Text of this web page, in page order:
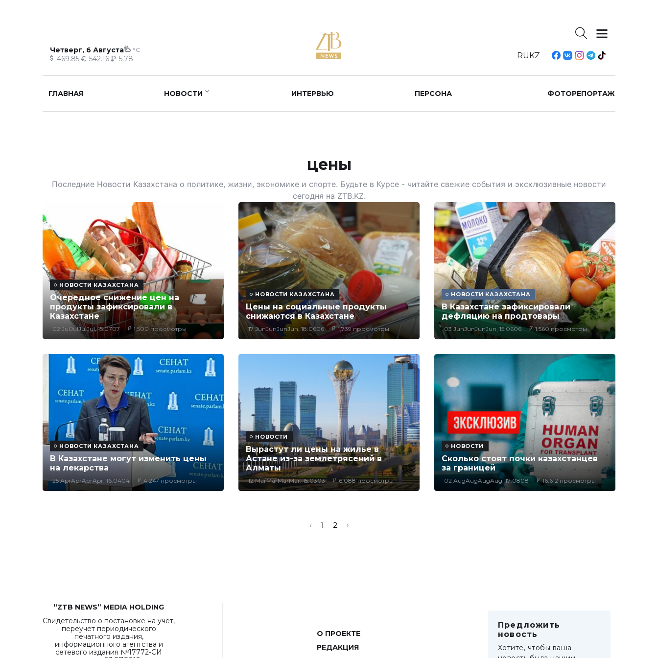
Четверг, 6 Августа °C
469.85 542.16 5.78 RUKZ
ГЛАВНАЯ НОВОСТИ ИНТЕРВЬЮ ПЕРСОНА ФОТОРЕПОРТАЖ
цены
Последние Новости Казахстана о политике, жизни, экономике и спорте. Будьте в Курсе - читайте свежие события и эксклюзивные новости
сегодня на ZTB.KZ.
НОВОСТИ КАЗАХСТАНА
Очередное снижение цен на
продукты зафиксировали в
Казахстане
02 JulJulJulJul, 15:0707 1,500 просмотры
НОВОСТИ КАЗАХСТАНА
Цены на социальные продукты
снижаются в Казахстане
17 JunJunJunJun, 18:0606 1,739 просмотры
НОВОСТИ КАЗАХСТАНА
В Казахстане зафиксировали
дефляцию на продтовары
03 JunJunJunJun, 15:0606 1,560 просмотры
НОВОСТИ КАЗАХСТАНА
В Казахстане могут изменить цены
на лекарства
25 AprAprAprApr, 16:0404 4,247 просмотры
НОВОСТИ
Вырастут ли цены на жилье в
Астане из-за землетрясений в
Алматы
12 MarMarMarMar, 15:0303 6,088 просмотры
НОВОСТИ
Сколько стоят почки казахстанцев
за границей
02 AugAugAugAug, 17:0808 16,612 просмотры
‹ 1 2 ›
“ZTB NEWS” MEDIA HOLDING
Свидетельство о постановке на учет,
переучет периодического
печатного издания,
информационного агентства и
сетевого издания №17772-СИ
О ПРОЕКТЕ
РЕДАКЦИЯ
Предложить
новость
Хотите, чтобы ваша